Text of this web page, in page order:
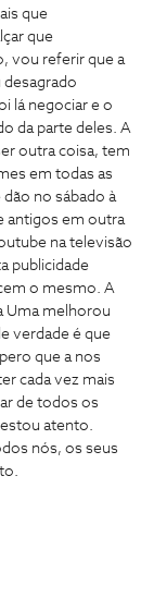
que
que
vou referir que a
desagrado
lá negociar e o
da parte deles. A
outra coisa, tem
em todas as
no sábado à
antigos em outra
na televisão
publicidade
o mesmo. A
Uma melhorou
verdade é que
que a nos
cada vez mais
de todos os
atento.
nós, os seus